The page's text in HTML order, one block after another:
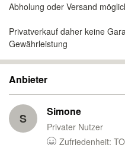
Abholung oder Versand
Privatverkauf daher keine
Gewährleistung
Anbieter
S Simone
Privater Nutzer
Zufriedenheit: